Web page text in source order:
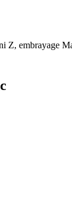
Z, embrayage